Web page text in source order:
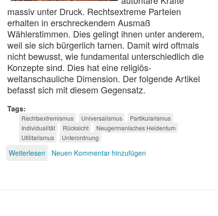
massiv unter Druck. Rechtsextreme Parteien
erhalten in erschreckendem Ausmaß
Wählerstimmen. Dies gelingt ihnen unter anderem,
weil sie sich bürgerlich tarnen. Damit wird oftmals
nicht bewusst, wie fundamental unterschiedlich die
Konzepte sind. Dies hat eine religiös-
weltanschauliche Dimension. Der folgende Artikel
befasst sich mit diesem Gegensatz.
Tags
Rechtsextremismus Universalismus
Partikularismus
Individualität
Rücksicht
Neugermanisches Heidentum
Utilitarismus
Unterordnung
Weiterlesen über
Neuen Kommentar hinzufügen